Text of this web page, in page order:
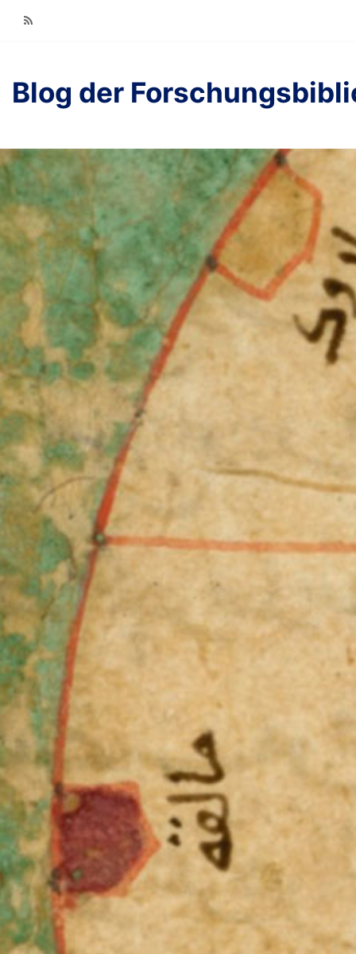
Blog der